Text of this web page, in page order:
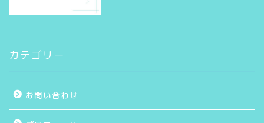
カテゴリー
お問い合わせ